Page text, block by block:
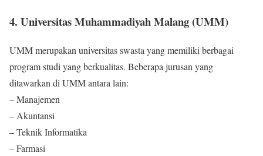
4. Universitas Muhammadiyah Malang (UMM)
UMM merupakan universitas swasta yang memiliki berbagai
program studi yang berkualitas. Beberapa jurusan yang
ditawarkan di UMM antara lain:
– Manajemen
– Akuntansi
– Teknik Informatika
– Farmasi